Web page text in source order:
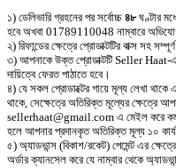
১) ডেলিভারি গ্রহনের পর সর্বোচ্চ ৪৮ঘণ্টার
হবে অখবা 01789110048 নাম্বারে
২) রিফান্ডের ক্ষেত্রে প্রোডাক্টটির বাক্স সহ
৩) আপনাকে উক্ত প্রোডাক্টটি Seller Haat-
দায়িত্বে ফেরত পাঠাতে হবে।
৪) যে সকল প্রোডাক্টের গায়ে মূল্য লেখা
থাকে, সেক্ষেত্রে অতিরিক্ত মূল্যের ক্ষেত্রে
sellerhaat@gmail.com এ মেইল করে
হলে আপনার প্রদানকৃত অতিরিক্ত মূল্য ১০
৫) অ্যাডভান্স (বিকাশ/রকেট) পেমেন্ট এর
অর্ডার ক্যানসেল করে যে নাম্বার থেকে